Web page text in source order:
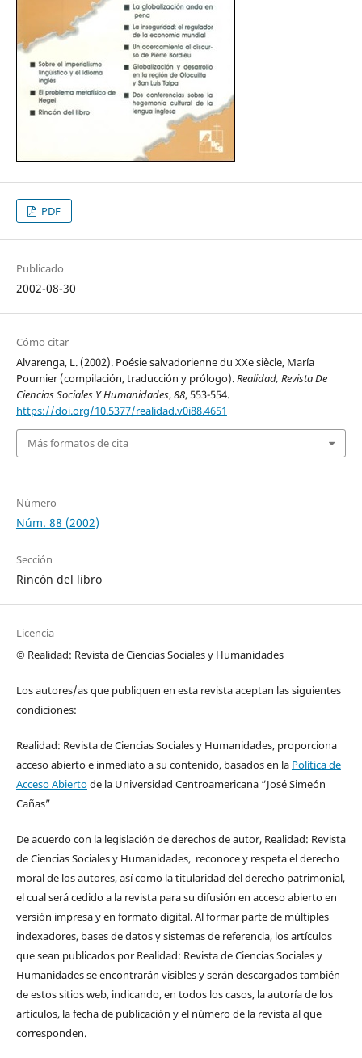
PDF
Publicado
2002-08-30
Cómo citar
Alvarenga, L. (2002). Poésie salvadorienne du XXe siècle, María
Poumier (compilación, traducción y prólogo).Realidad, Revista De
Ciencias Sociales Y Humanidades,88, 553-554.
https://doi.org/10.5377/realidad.v0i88.4651
Más formatos de cita
Número
Núm. 88 (2002)
Sección
Rincón del libro
Licencia
© Realidad: Revista de Ciencias Sociales y Humanidades
Los autores/as que publiquen en esta revista aceptan las siguientes
condiciones:
Realidad: Revista de Ciencias Sociales y Humanidades, proporciona
acceso abierto e inmediato a su contenido, basados en la Política de
Acceso Abiertode la Universidad Centroamericana “José Simeón
Cañas”
De acuerdo con la legislación de derechos de autor, Realidad: Revista
de Ciencias Sociales y Humanidades, reconoce y respeta el derecho
moral de los autores, así como la titularidad del derecho patrimonial,
el cual será cedido a la revista para su difusión en acceso abierto en
versión impresa y en formato digital. Al formar parte de múltiples
indexadores, bases de datos y sistemas de referencia, los artículos
que sean publicados por Realidad: Revista de Ciencias Sociales y
Humanidades se encontrarán visibles y serán descargados también
de estos sitios web, indicando, en todos los casos, la autoría de los
artículos, la fecha de publicación y el número de la revista al que
corresponden.